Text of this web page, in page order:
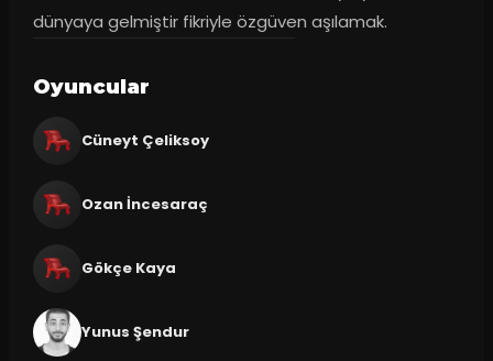
dünyaya gelmiştir fikriyle özgüven aşılamak.
Oyuncular
Cüneyt Çeliksoy
Ozan İncesaraç
Gökçe Kaya
Yunus Şendur